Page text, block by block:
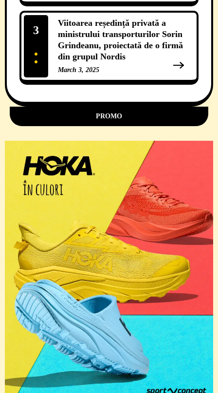
Viitoarea reședință privată a
ministrului transporturilor Sorin
Grindeanu, proiectată de o firmă
din grupul Nordis
March 3, 2025
11 Comments
3
PROMO